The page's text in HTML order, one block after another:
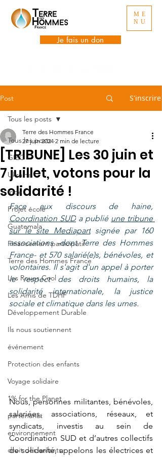
ME
NU
Je fais un don
Post S'inscrire
Tous les posts
GIEC
Ukraine
Inde
Projet école
Guatemala
Financement participatif
Terre des Hommes France
Les Roues Cool
Les Amis de TDHF
Développement Durable
Ils nous soutiennent
événement
Protection des enfants
Voyage solidaire
1% for the Planet
partenariat
environnement
droit des enfants
Tous les posts
[TRIBUNE] Les 30 juin et
7 juillet, votons pour la
solidarité !
Terre des Hommes France
27 juin 2024 2 min de lecture
Coordination SUD a publié une tribune
sur le site Mediapart signée par 160
associations -dont Terre des Hommes
France- et 570 salarié(e)s, bénévoles, et
volontaires. Il s'agit d'un appel à porter
le respect des droits humains, la
solidarité internationale, la justice
sociale et climatique dans les urnes.
Nous, personnes militantes, bénévoles,
salariées, associations, réseaux, et
syndicats, investis au sein de
Coordination SUD et d’autres collectifs
de solidarité, appelons les électrices et